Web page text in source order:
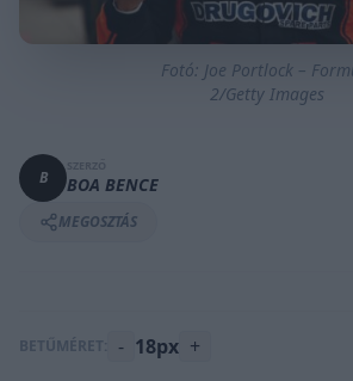
Fotó: Joe Portlock –
2/Getty Images
B BOA BENCE
MEGOSZTÁS
BETŰMÉRET: - 18px +